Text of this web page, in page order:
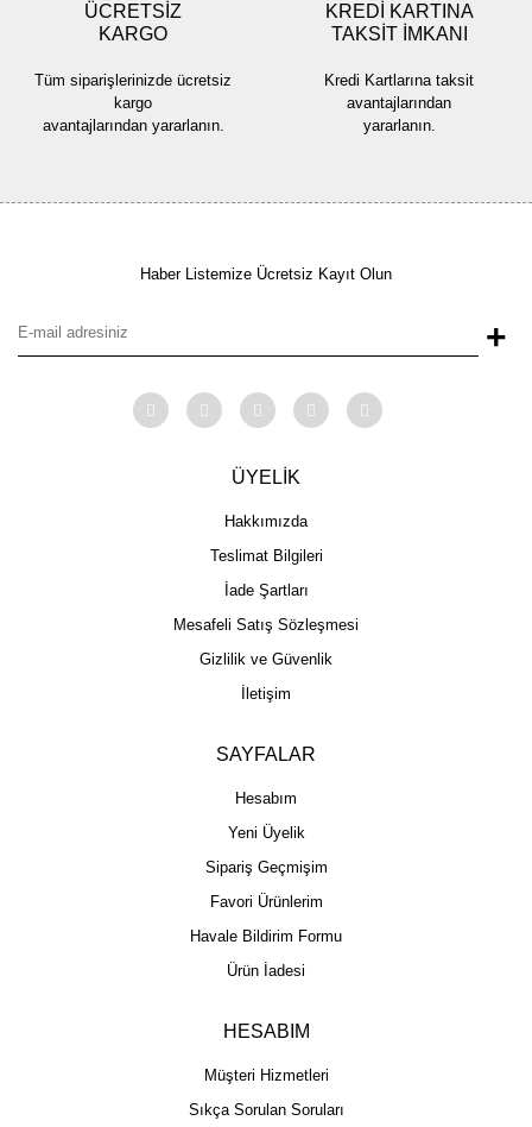
ÜCRETSİZ
KARGO
Tüm siparişlerinizde ücretsiz
kargo
avantajlarından yararlanın.
KREDİ KARTINA
TAKSİT İMKANI
Kredi Kartlarına taksit
avantajlarından
yararlanın.
Haber Listemize Ücretsiz Kayıt Olun
+
ÜYELİK
Hakkımızda
Teslimat Bilgileri
İade Şartları
Mesafeli Satış Sözleşmesi
Gizlilik ve Güvenlik
İletişim
SAYFALAR
Hesabım
Yeni Üyelik
Sipariş Geçmişim
Favori Ürünlerim
Havale Bildirim Formu
Ürün İadesi
HESABIM
Müşteri Hizmetleri
Sıkça Sorulan Soruları